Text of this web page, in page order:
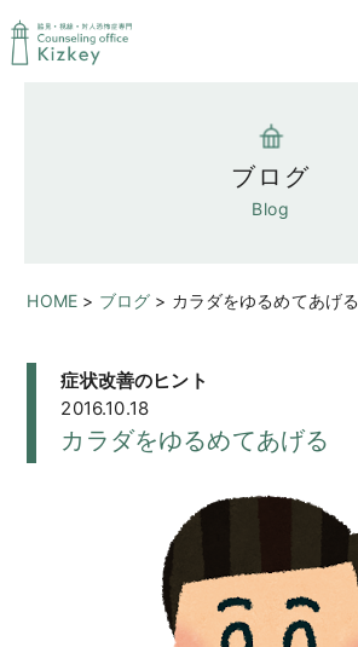
ブログ
Blog
HOME > ブログ > カラダをゆるめてあげる
症状改善のヒント
2016.10.18
カラダをゆるめてあげる